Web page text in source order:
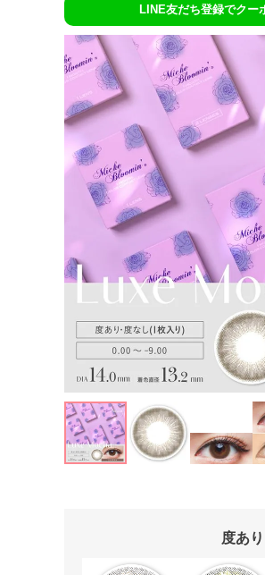
LINE友だち登録でクー
度あり